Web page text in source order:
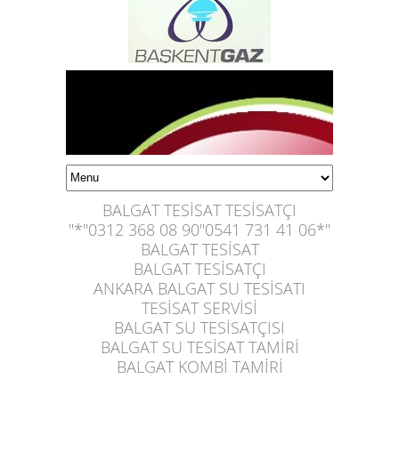
BALGAT TESİSAT TESİSATÇI
"*"0312 368 08 90"0541 731 41 06*"
BALGAT TESİSAT
BALGAT TESİSATÇI
ANKARA BALGAT SU TESİSATI
TESİSAT SERVİSİ
BALGAT SU TESİSATÇISI
BALGAT SU TESİSAT TAMİRİ
BALGAT KOMBİ TAMİRİ